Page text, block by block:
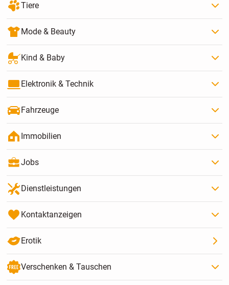
Tiere
Mode & Beauty
Kind & Baby
Elektronik & Technik
Fahrzeuge
Immobilien
Jobs
Dienstleistungen
Kontaktanzeigen
Erotik
Verschenken & Tauschen